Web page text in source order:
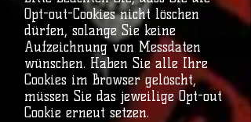
Opt-out-Cookies nicht löschen
dürfen, solange Sie keine
Aufzeichnung von Messdaten
wünschen. Haben Sie alle Ihre
Cookies im Browser gelöscht,
müssen Sie das jeweilige Opt-out
Cookie erneut setzen.